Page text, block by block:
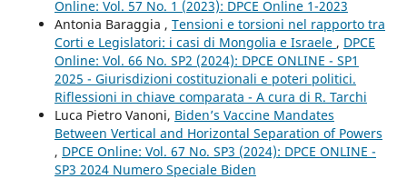
Online: Vol. 57 No. 1 (2023): DPCE Online 1-2023
Antonia Baraggia , Tensioni e torsioni nel rapporto tra
Corti e Legislatori: i casi di Mongolia e Israele , DPCE
Online: Vol. 66 No. SP2 (2024): DPCE ONLINE - SP1
2025 - Giurisdizioni costituzionali e poteri politici.
Riflessioni in chiave comparata - A cura di R. Tarchi
Luca Pietro Vanoni, Biden’s Vaccine Mandates
Between Vertical and Horizontal Separation of Powers
, DPCE Online: Vol. 67 No. SP3 (2024): DPCE ONLINE -
SP3 2024 Numero Speciale Biden